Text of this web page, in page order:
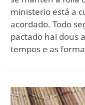
ministerio está a
acordado. Todo
pactado hai dous
tempos e as